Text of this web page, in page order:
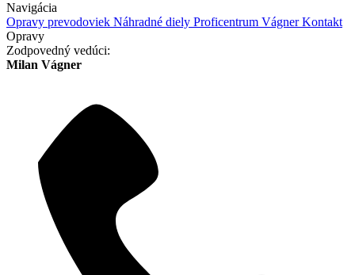
Navigácia
Opravy prevodoviek Náhradné diely Proficentrum VágnerKontakt
Opravy
Zodpovedný vedúci:
Milan Vágner